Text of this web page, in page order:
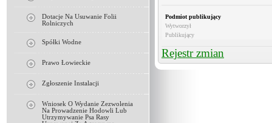
Dotacje Na Usuwanie Folii
Rolniczych
Spółki Wodne
Prawo Łowieckie
Zgłoszenie Instalacji
Wniosek O Wydanie Zezwolenia
Na Prowadzenie Hodowli Lub
Utrzymywanie Psa Rasy
Podmiot publikujący
Wytworzył
Publikujący
Rejestr zmian